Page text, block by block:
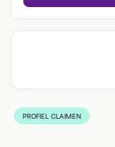
PROFIEL CLAIMEN